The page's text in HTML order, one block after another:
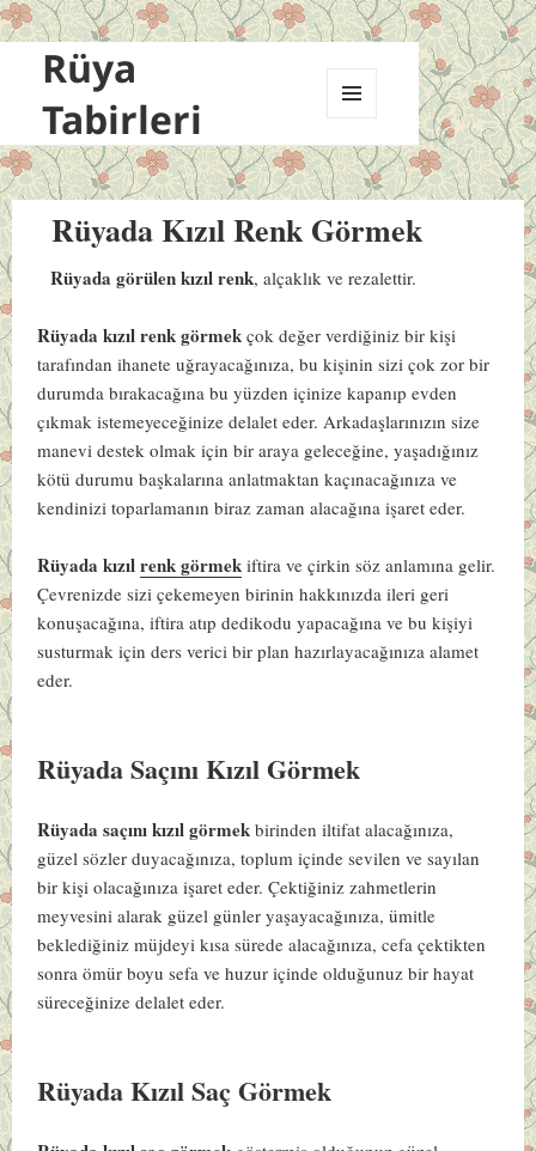
Rüya
Tabirleri
VE
BILEŞENLER
Rüyada Kızıl Renk Görmek
Rüyada görülen kızıl renk, alçaklık ve rezalettir.
Rüyada kızıl renk görmekçok değer verdiğiniz bir kişi
tarafından ihanete uğrayacağınıza, bu kişinin sizi çok zor bir
durumda bırakacağına bu yüzden içinize kapanıp evden
çıkmak istemeyeceğinize delalet eder. Arkadaşlarınızın size
manevi destek olmak için bir araya geleceğine, yaşadığınız
kötü durumu başkalarına anlatmaktan kaçınacağınıza ve
kendinizi toparlamanın biraz zaman alacağına işaret eder.
Rüyada kızılrenk görmek iftira ve çirkin söz anlamına gelir.
Çevrenizde sizi çekemeyen birinin hakkınızda ileri geri
konuşacağına, iftira atıp dedikodu yapacağına ve bu kişiyi
susturmak için ders verici bir plan hazırlayacağınıza alamet
eder.
Rüyada Saçını Kızıl Görmek
Rüyada saçını kızıl görmekbirinden iltifat alacağınıza,
güzel sözler duyacağınıza, toplum içinde sevilen ve sayılan
bir kişi olacağınıza işaret eder. Çektiğiniz zahmetlerin
meyvesini alarak güzel günler yaşayacağınıza, ümitle
beklediğiniz müjdeyi kısa sürede alacağınıza, cefa çektikten
sonra ömür boyu sefa ve huzur içinde olduğunuz bir hayat
süreceğinize delalet eder.
Rüyada Kızıl Saç Görmek